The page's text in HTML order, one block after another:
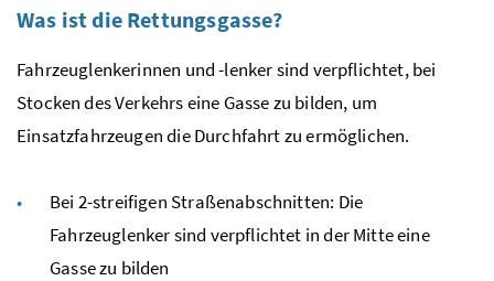
Was ist die Rettungsgasse?
Fahrzeuglenkerinnen und -lenker sind verpflichtet, bei
Stocken des Verkehrs eine Gasse zu bilden, um
Einsatzfahrzeugen die Durchfahrt zu ermöglichen.
Bei 2-streifigen Straßenabschnitten: Die
Fahrzeuglenker sind verpflichtet in der Mitte eine
Gasse zu bilden